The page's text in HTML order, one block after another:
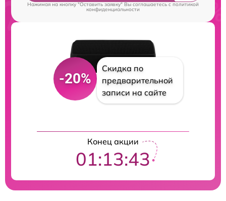
Нажимая на кнопку "Оставить заявку" Вы соглашаетесь cполитикой
конфиденциальности
-20%
Скидка по
предварительной
записи на сайте
Конец акции
01:13:42